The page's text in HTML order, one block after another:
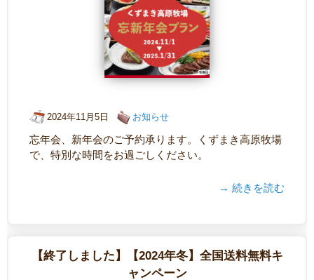
2024年11月5日 お知らせ
忘年会、新年会のご予約承ります。くずまき高原牧場
で、特別な時間をお過ごしください。
→ 続きを読む
【終了しました】【2024年冬】全国送料無料キ
ャンペーン